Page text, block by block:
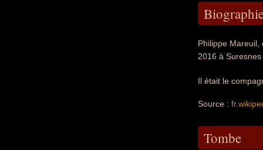
Philippe
2016 à
Il était le
Source :
Tombe